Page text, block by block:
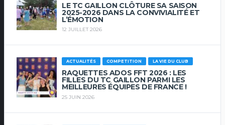
LE TC GAILLON CLÔTURE SA SAISON
2025-2026 DANS LA CONVIVIALITÉ ET
L’ÉMOTION
12 JUILLET 2026
ACTUALITÉS COMPETITION LA VIE DU CLUB
RAQUETTES ADOS FFT 2026 : LES
FILLES DU TC GAILLON PARMI LES
MEILLEURES ÉQUIPES DE FRANCE !
25 JUIN 2026